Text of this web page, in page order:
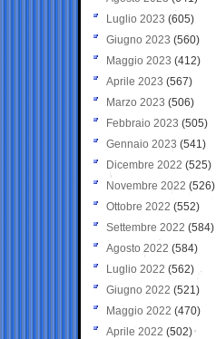
Luglio 2023 (605)
Giugno 2023 (560)
Maggio 2023 (412)
Aprile 2023 (567)
Marzo 2023 (506)
Febbraio 2023 (505)
Gennaio 2023 (541)
Dicembre 2022 (525)
Novembre 2022 (526)
Ottobre 2022 (552)
Settembre 2022 (584)
Agosto 2022 (584)
Luglio 2022 (562)
Giugno 2022 (521)
Maggio 2022 (470)
Aprile 2022 (502)